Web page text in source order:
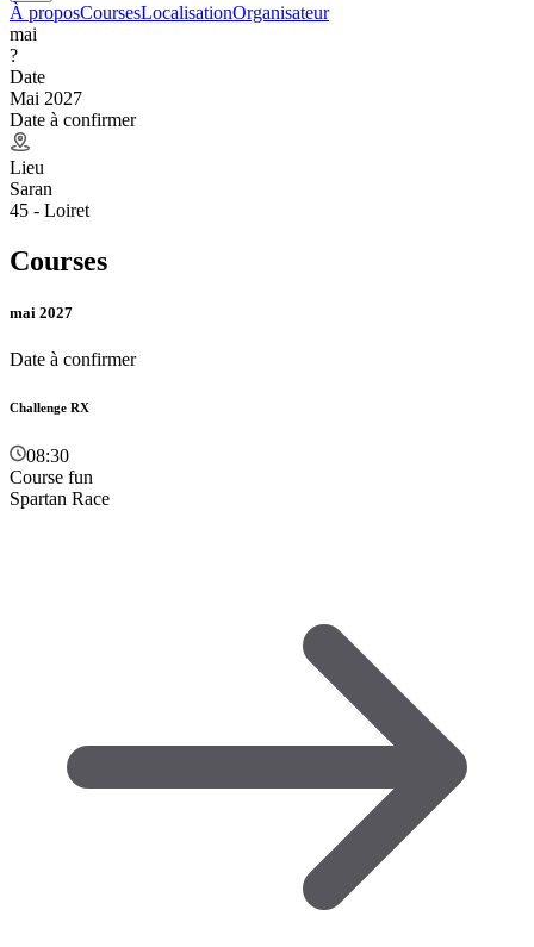
À proposCoursesLocalisationOrganisateur
mai
?
Date
Mai 2027
Date à confirmer
Lieu
Saran
45 - Loiret
Courses
mai 2027
Date à confirmer
Challenge RX
08:30
Course fun
Spartan Race